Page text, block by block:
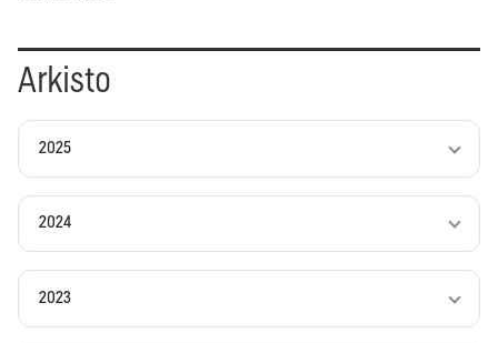
Arkisto
2025
2024
2023